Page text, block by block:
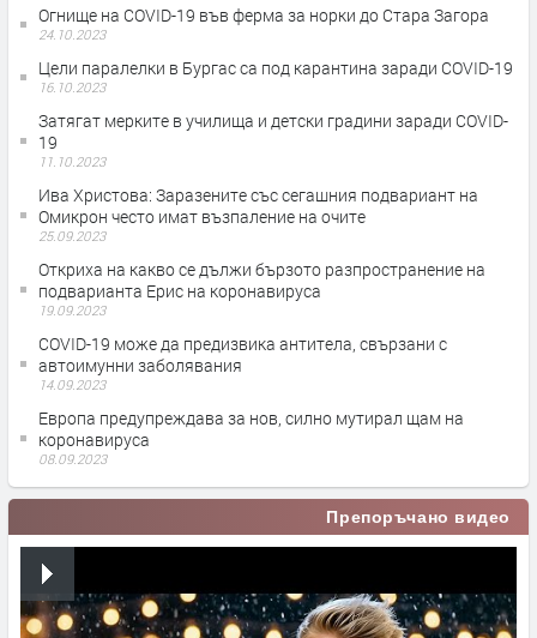
Огнище на COVID-19 във ферма за норки до Стара Загора
24.10.2023
Цели паралелки в Бургас са под карантина заради COVID-19
16.10.2023
Затягат мерките в училища и детски градини заради COVID-
19
11.10.2023
Ива Христова: Заразените със сегашния подвариант на
Омикрон често имат възпаление на очите
25.09.2023
Откриха на какво се дължи бързото разпространение на
подварианта Ерис на коронавируса
19.09.2023
COVID-19 може да предизвика антитела, свързани с
автоимунни заболявания
14.09.2023
Европа предупреждава за нов, силно мутирал щам на
коронавируса
08.09.2023
Препоръчано видео